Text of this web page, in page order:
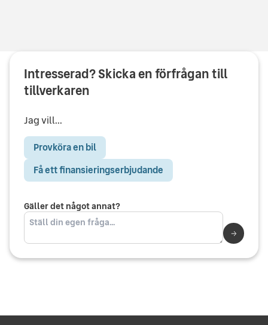
Intresserad? Skicka en förfrågan till
tillverkaren
Jag vill...
Provköra en bil
Få ett finansieringserbjudande
Gäller det något annat?